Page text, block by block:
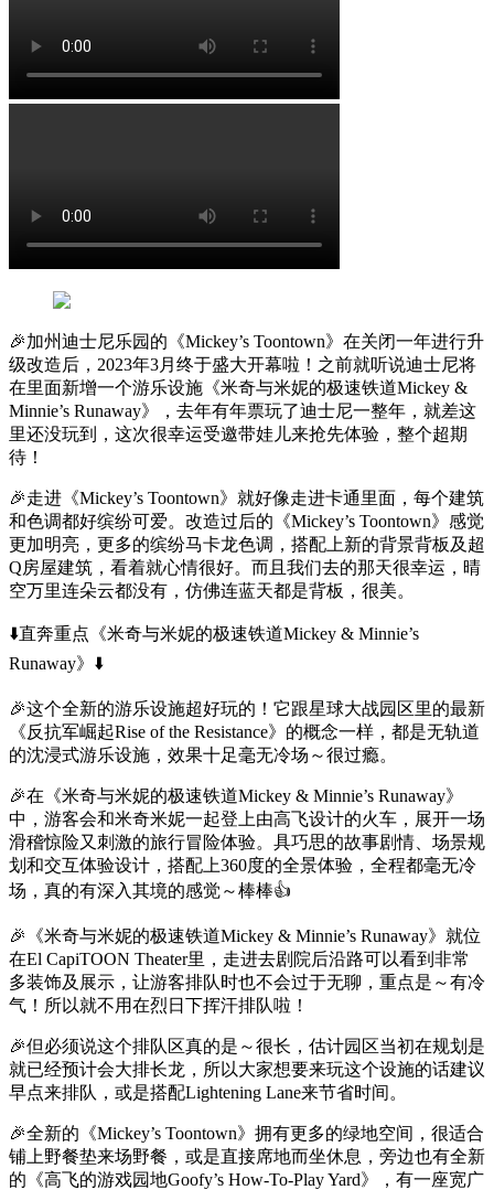
🎉加州迪士尼乐园的《Mickey’s Toontown》在关闭一年进行升
级改造后，2023年3月终于盛大开幕啦！之前就听说迪士尼将
在里面新增一个游乐设施《米奇与米妮的极速铁道Mickey &
Minnie’s Runaway》，去年有年票玩了迪士尼一整年，就差这
里还没玩到，这次很幸运受邀带娃儿来抢先体验，整个超期
待！
🎉走进《Mickey’s Toontown》就好像走进卡通里面，每个建筑
和色调都好缤纷可爱。改造过后的《Mickey’s Toontown》感觉
更加明亮，更多的缤纷马卡龙色调，搭配上新的背景背板及超
Q房屋建筑，看着就心情很好。而且我们去的那天很幸运，晴
空万里连朵云都没有，仿佛连蓝天都是背板，很美。
⬇️直奔重点《米奇与米妮的极速铁道Mickey & Minnie’s
Runaway》⬇️
🎉这个全新的游乐设施超好玩的！它跟星球大战园区里的最新
《反抗军崛起Rise of the Resistance》的概念一样，都是无轨道
的沈浸式游乐设施，效果十足毫无冷场～很过瘾。
🎉在《米奇与米妮的极速铁道Mickey & Minnie’s Runaway》
中，游客会和米奇米妮一起登上由高飞设计的火车，展开一场
滑稽惊险又刺激的旅行冒险体验。具巧思的故事剧情、场景规
划和交互体验设计，搭配上360度的全景体验，全程都毫无冷
场，真的有深入其境的感觉～棒棒👍
🎉《米奇与米妮的极速铁道Mickey & Minnie’s Runaway》就位
在El CapiTOON Theater里，走进去剧院后沿路可以看到非常
多装饰及展示，让游客排队时也不会过于无聊，重点是～有冷
气！所以就不用在烈日下挥汗排队啦！
🎉但必须说这个排队区真的是～很长，估计园区当初在规划是
就已经预计会大排长龙，所以大家想要来玩这个设施的话建议
早点来排队，或是搭配Lightening Lane来节省时间。
🎉全新的《Mickey’s Toontown》拥有更多的绿地空间，很适合
铺上野餐垫来场野餐，或是直接席地而坐休息，旁边也有全新
的《高飞的游戏园地Goofy’s How-To-Play Yard》，有一座宽广